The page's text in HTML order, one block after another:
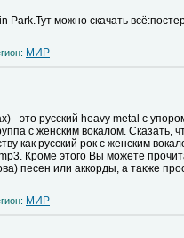
можно скачать
MИР
- это русский heavy metal с
с женским вокалом. Сказать,
как русский рок с женским
Кроме этого Вы можете
песен или аккорды, а также
MИР